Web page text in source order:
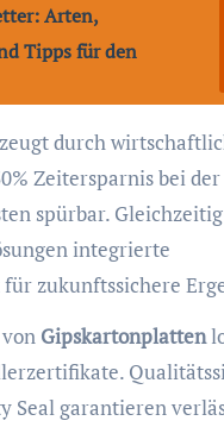
Arten,
Tipps für den
durch
Zeitersparnis bei
spürbar.
integrierte
zukunftssichere
Gipskartonplatten
Seal garantieren